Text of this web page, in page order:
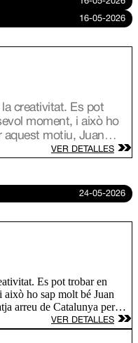
que defensa que
que treballa el vidre
16-05-2026
creativitat. Es pot
moment, i això ho
aquest motiu, Juan
les fonts
i descobrim com
amb murals arreu
que defensa que
que treballa el vidre
VER DETALLES
24-05-2026
Es pot trobar en
ho sap molt bé Juan
arreu de Catalunya per
artesans i descobrim com
amb murals arreu del món;
VER DETALLES